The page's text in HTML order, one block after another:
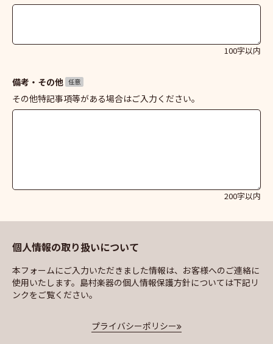
100字以内
備考・その他 任意
その他特記事項等がある場合はご入力ください。
200字以内
個人情報の取り扱いについて
本フォームにご入力いただきました情報は、お客様へのご連絡に
使用いたします。島村楽器の個人情報保護方針については下記リ
ンクをご覧ください。
プライバシーポリシー